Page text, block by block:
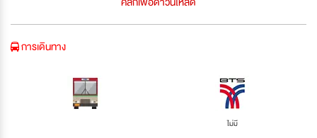
การเดินทาง
ไม่มี